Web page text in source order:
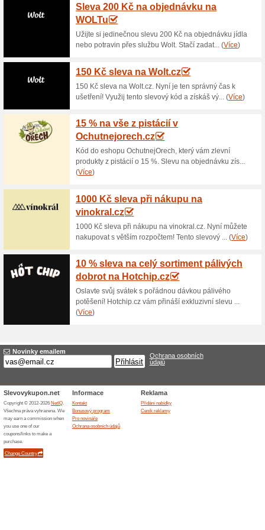
Aktuální slevy a
Doprava zdarma
100% fungovalo
Akce
Nakupte v e-shopu
platit. Vždy čerstvé koření,
tento sortiment je dostupný
si jej před zakoupením
Ořechy a laskominy
100% fungovalo Akce
I mlsání může být zdravé,
nesolené oříšky jsou vhodné
zahřešit, pak jsou třeba